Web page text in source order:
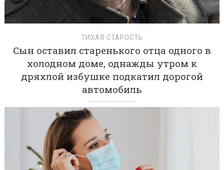
ТИХАЯ СТАРОСТЬ
Сын оставил старенького отца одного в
холодном доме, однажды утром к
дряхлой избушке подкатил дорогой
автомобиль